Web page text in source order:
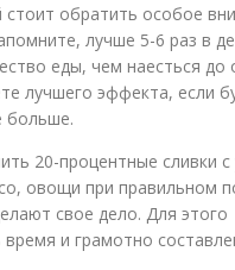
стоит обратить особое
лучше 5-6 раз в
еды, чем наесться до
лучшего эффекта, если
больше.
20-процентные сливки с
овощи при правильном
свое дело. Для этого
и грамотно